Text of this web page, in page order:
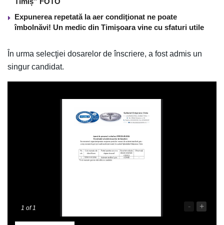
Expunerea repetată la aer condiţionat ne poate
îmbolnăvi! Un medic din Timişoara vine cu sfaturi utile
În urma selecţiei dosarelor de înscriere, a fost admis un
singur candidat.
1 of 1 - +